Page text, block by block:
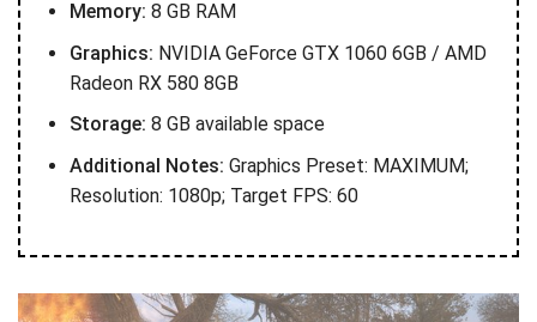
Memory: 8 GB RAM
Graphics: NVIDIA GeForce GTX 1060 6GB / AMD
Radeon RX 580 8GB
Storage: 8 GB available space
Additional Notes: Graphics Preset: MAXIMUM;
Resolution: 1080p; Target FPS: 60